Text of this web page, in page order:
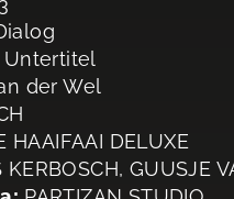
Untertitel
der Wel
HAAIFAAI DELUXE
KERBOSCH, GUUSJE